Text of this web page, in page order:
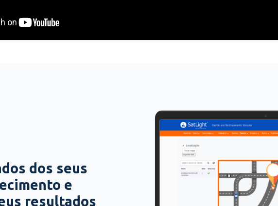
dos seus
e
resultados